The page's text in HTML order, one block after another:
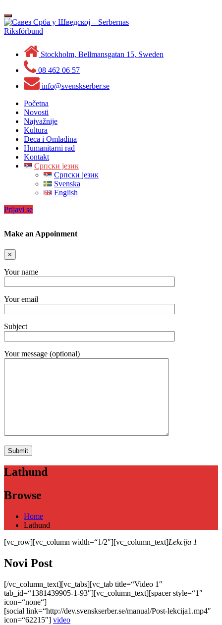
to
content
Toggle
navigation
Stockholm, Bellmansgatan 15, Sweden
08 462 06 57
info@svenskserber.se
Početna
Novosti
Najvažnije
Kultura
Deca i Omladina
Humanitarni rad
Kontakt
Српски језик
Српски језик
Svenska
English
Prijavi se
Make an Appoinment
×
Your name
Your email
Subject
Your message (optional)
Lathund
Browse
Home
Lathund
[vc_row][vc_column width=“1/2″][vc_column_text]Lekcija 1
Novi Post
[/vc_column_text][vc_tabs][vc_tab title=“Video 1″
tab_id=“1381439905-1-93″][vc_column_text][spacer style=“1″
icon=“none“]
[social link=“http://dev.svenskserber.se/manual/Post-lekcija1.mp4″
icon=“62215″] video